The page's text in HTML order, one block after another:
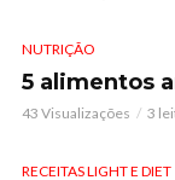
NUTRIÇÃO
5 alimentos
43 Visualizações 3
RECEITAS LIGHT E DIET